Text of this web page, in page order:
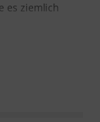
es ziemlich